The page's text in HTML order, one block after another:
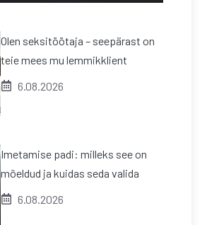
Olen seksitöötaja – seepärast on
teie mees mu lemmikklient
6.08.2026
Imetamise padi: milleks see on
mõeldud ja kuidas seda valida
6.08.2026